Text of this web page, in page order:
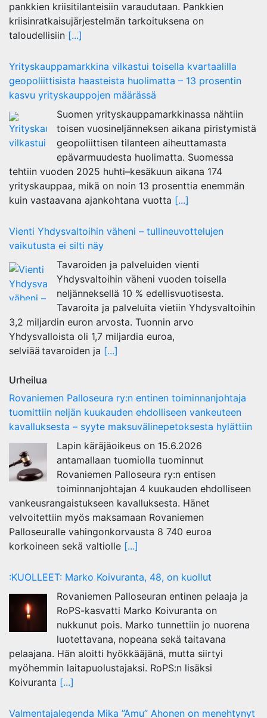
pankkien kriisitilanteisiin varaudutaan. Pankkien
kriisinratkaisujärjestelmän tarkoituksena on
taloudellisiin [...]
Yrityskauppamarkkina vilkastui toisella kvartaalilla
geopoliittisista haasteista huolimatta – 13 prosentin
kasvu yrityskauppojen määrässä
Suomen yrityskauppamarkkinassa nähtiin
toisen vuosineljänneksen aikana piristymistä
geopoliittisen tilanteen aiheuttamasta
epävarmuudesta huolimatta. Suomessa
tehtiin vuoden 2025 huhti–kesäkuun aikana 174
yrityskauppaa, mikä on noin 13 prosenttia enemmän
kuin vastaavana ajankohtana vuotta [...]
Vienti Yhdysvaltoihin väheni – tullineuvottelujen
vaikutusta ei silti näy
Tavaroiden ja palveluiden vienti
Yhdysvaltoihin väheni vuoden toisella
neljänneksellä 10 % edellisvuotisesta.
Tavaroita ja palveluita vietiin Yhdysvaltoihin
3,2 miljardin euron arvosta. Tuonnin arvo
Yhdysvalloista oli 1,7 miljardia euroa,
selviää tavaroiden ja [...]
Urheilua
Rovaniemen Palloseura ry:n entinen toiminnanjohtaja
tuo­mit­tiin neljän kuu­kau­den eh­dol­li­seen van­keu­teen
ka­val­luk­ses­ta – syyte mak­su­vä­li­ne­pe­tok­ses­ta hy­lät­tiin
Lapin käräjäoikeus on 15.6.2026
antamallaan tuomiolla tuominnut
Rovaniemen Palloseura ry:n entisen
toiminnanjohtajan 4 kuukauden ehdolliseen
vankeusrangaistukseen kavalluksesta. Hänet
velvoitettiin myös maksamaan Rovaniemen
Palloseuralle vahingonkorvausta 8 740 euroa
korkoineen sekä valtiolle [...]
:KUOLLEET: Marko Koivuranta, 48, on kuollut
Rovaniemen Palloseuran entinen pelaaja ja
RoPS-kasvatti Marko Koivuranta on
nukkunut pois. Marko tunnettiin jo nuorena
luotettavana, nopeana sekä taitavana
pelaajana. Hän aloitti hyökkääjänä, mutta siirtyi
myöhemmin laitapuolustajaksi. RoPS:n lisäksi
Koivuranta [...]
Valmentajalegenda Mika ”Amu” Ahonen on menehtynyt